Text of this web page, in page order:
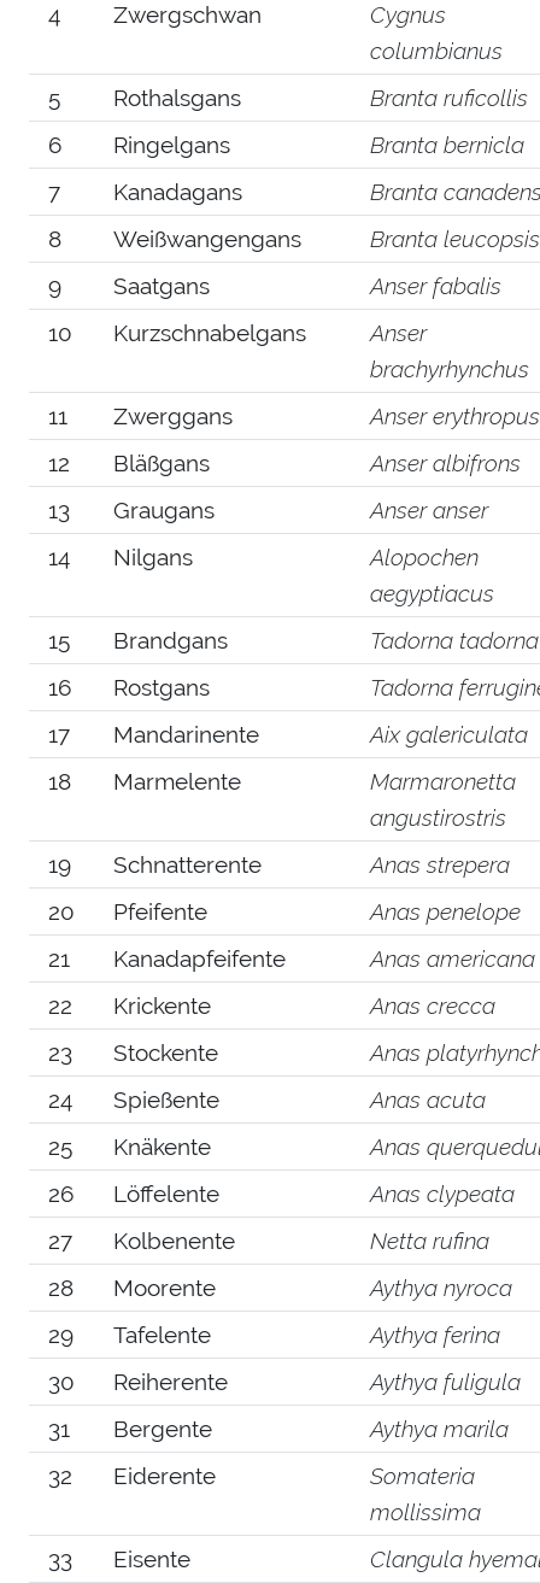
4
Zwergschwan
Cygnus
columbianus
5
Rothalsgans
Branta ruficollis
6
Ringelgans
Branta bernicla
7
Kanadagans
Branta
8
Weißwangengans
Branta leucopsis
9
Saatgans
Anser fabalis
10
Kurzschnabelgans
Anser
brachyrhynchus
11
Zwerggans
Anser erythropus
12
Bläßgans
Anser albifrons
13
Graugans
Anser anser
14
Nilgans
Alopochen
aegyptiacus
15
Brandgans
Tadorna tadorna
16
Rostgans
Tadorna
17
Mandarinente
Aix galericulata
18
Marmelente
Marmaronetta
angustirostris
19
Schnatterente
Anas strepera
20
Pfeifente
Anas penelope
21
Kanadapfeifente
Anas americana
22
Krickente
Anas crecca
23
Stockente
Anas
24
Spießente
Anas acuta
25
Knäkente
Anas
26
Löffelente
Anas clypeata
27
Kolbenente
Netta rufina
28
Moorente
Aythya nyroca
29
Tafelente
Aythya ferina
30
Reiherente
Aythya fuligula
31
Bergente
Aythya marila
32
Eiderente
Somateria
mollissima
33
Eisente Clangula